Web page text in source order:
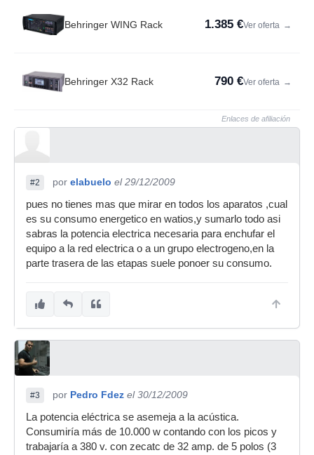
Behringer WING Rack 1.385 €Ver oferta →
Behringer X32 Rack 790 €Ver oferta →
Enlaces de afiliación
#2 por elabuelo el 29/12/2009
pues no tienes mas que mirar en todos los aparatos ,cual
es su consumo energetico en watios,y sumarlo todo asi
sabras la potencia electrica necesaria para enchufar el
equipo a la red electrica o a un grupo electrogeno,en la
parte trasera de las etapas suele ponoer su consumo.
#3 por Pedro Fdez el 30/12/2009
La potencia eléctrica se asemeja a la acústica.
Consumiría más de 10.000 w contando con los picos y
trabajaría a 380 v. con zecatc de 32 amp. de 5 polos (3